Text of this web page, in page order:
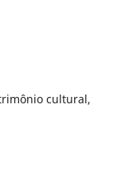
cultural,